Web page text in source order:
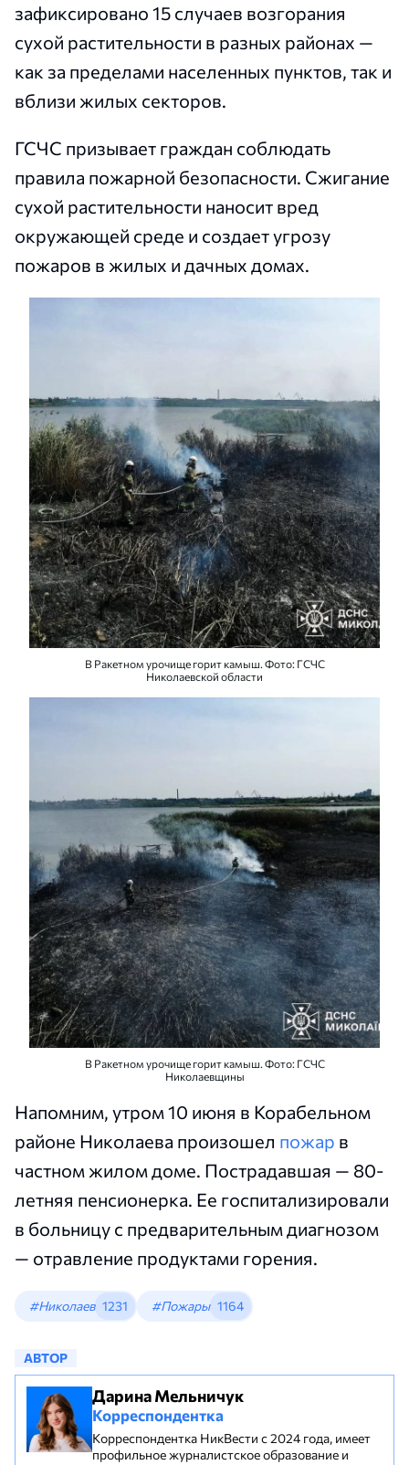
зафиксировано 15 случаев возгорания
сухой растительности в разных районах —
как за пределами населенных пунктов, так и
вблизи жилых секторов.
ГСЧС призывает граждан соблюдать
правила пожарной безопасности. Сжигание
сухой растительности наносит вред
окружающей среде и создает угрозу
пожаров в жилых и дачных домах.
В Ракетном урочище горит камыш. Фото: ГСЧС
Николаевской области
В Ракетном урочище горит камыш. Фото: ГСЧС
Николаевщины
Напомним, утром 10 июня в Корабельном
районе Николаева произошел пожар в
частном жилом доме. Пострадавшая — 80-
летняя пенсионерка. Ее госпитализировали
в больницу с предварительным диагнозом
— отравление продуктами горения.
#Николаев 1231 #Пожары 1164
АВТОР
Дарина Мельничук
Корреспондентка
Корреспондентка НикВести с 2024 года, имеет
профильное журналистское образование и